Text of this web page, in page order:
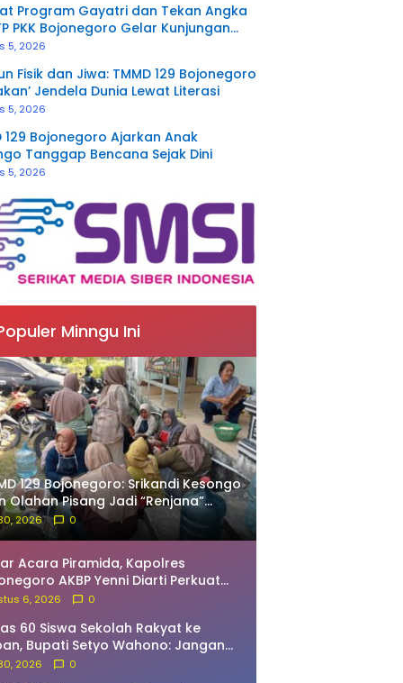
Program Gayatri dan Tekan Angka
PKK Bojonegoro Gelar Kunjungan
di Ngambon
5, 2026
Fisik dan Jiwa: TMMD 129 Bojonegoro
Jendela Dunia Lewat Literasi
5, 2026
129 Bojonegoro Ajarkan Anak
Tanggap Bencana Sejak Dini
5, 2026
Minngu Ini
129 Bojonegoro: Srikandi Kesongo
Olahan Pisang Jadi “Renjana”
2026 0
Acara Piramida, Kapolres
AKBP Yenni Diarti Perkuat
Bersama Awak Media
6, 2026 0
60 Siswa Sekolah Rakyat ke
Bupati Setyo Wahono: Jangan
Semangat Meraih Cita-Cita!
2026 0